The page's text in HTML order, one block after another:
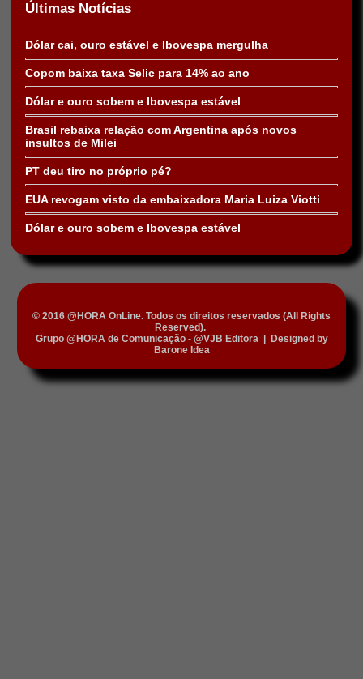
Últimas Notícias
Dólar cai, ouro estável e Ibovespa mergulha
Copom baixa taxa Selic para 14% ao ano
Dólar e ouro sobem e Ibovespa estável
Brasil rebaixa relação com Argentina após novos
insultos de Milei
PT deu tiro no próprio pé?
EUA revogam visto da embaixadora Maria Luiza Viotti
Dólar e ouro sobem e Ibovespa estável
© 2016 @HORA OnLine. Todos os direitos reservados (All Rights
Reserved).
Grupo @HORA de Comunicação - @VJB Editora|
Designed by
Barone Idea